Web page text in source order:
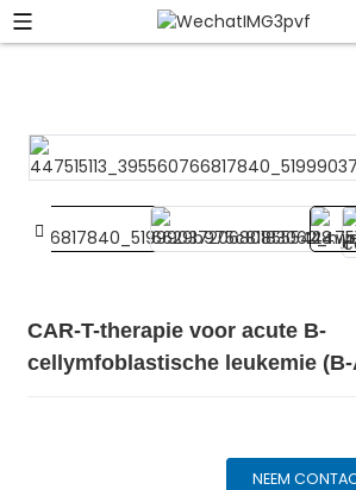
CAR-T-therapie voor acute B-
cellymfoblastische leukemie
NEEM